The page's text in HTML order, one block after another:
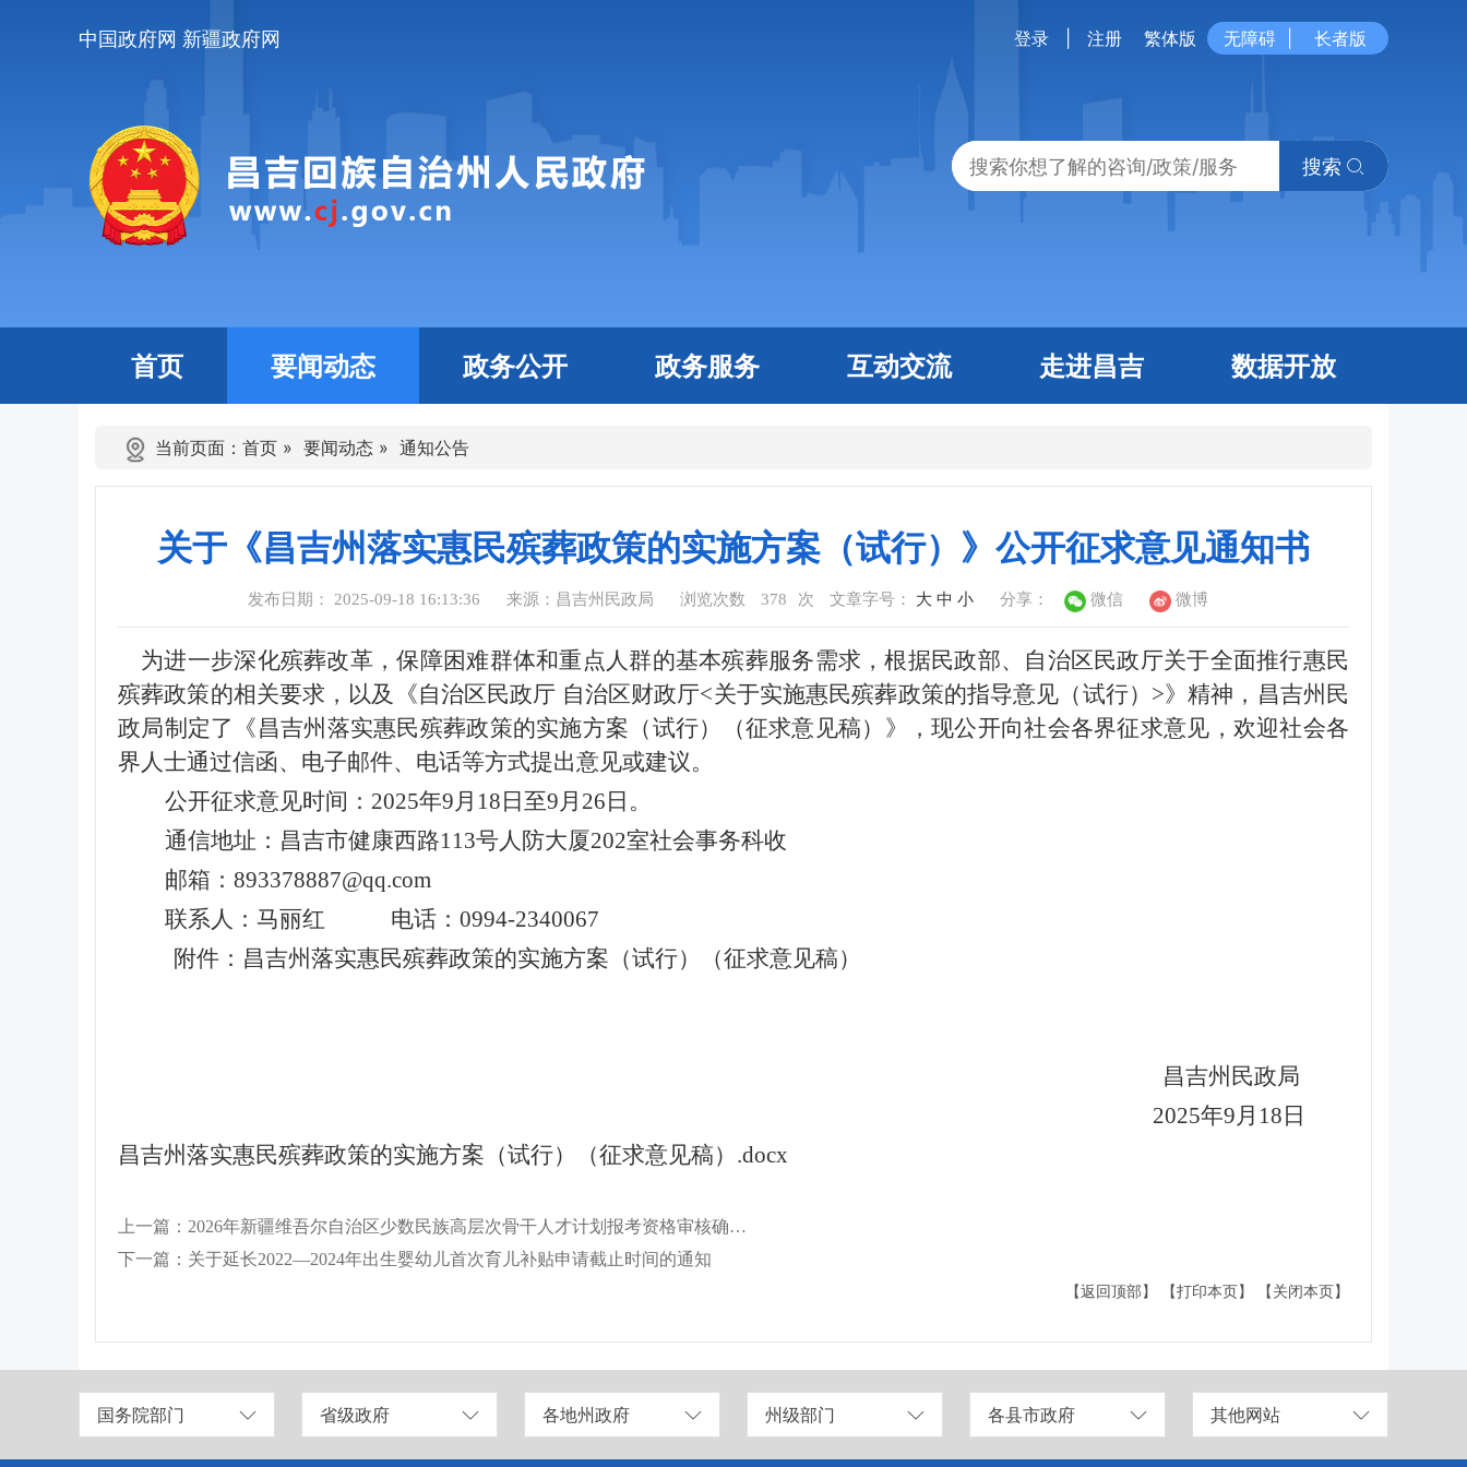
中国政府网 新疆政府网 登录 注册 繁体版 无障碍 长者版
搜索
首页 要闻动态 政务公开 政务服务 互动交流 走进昌吉 数据开放
当前页面： 首页 » 要闻动态 » 通知公告
关于《昌吉州落实惠民殡葬政策的实施方案（试行）》公开征求意见通知书
发布日期： 2025-09-18 16:13:36 来源：昌吉州民政局 浏览次数 378 次 文章字号： 大 中 小 分享： 微信 微博
为进一步深化殡葬改革，保障困难群体和重点人群的基本殡葬服务需求，根据民政部、自治区民政厅关于全面推行惠民
殡葬政策的相关要求，以及《自治区民政厅 自治区财政厅<关于实施惠民殡葬政策的指导意见（试行）>》精神，昌吉州民
政局制定了《昌吉州落实惠民殡葬政策的实施方案（试行）
（征求意见稿）》，现公开向社会各界征求意见，欢迎社会各
界人士通过信函、电子邮件、 电话等方式提出意见或建议。
公开征求意见时间：2025年9月18日至9月26日。
通信地址：昌吉市健康西路113号人防大厦202室社会事务科收
邮箱：893378887@qq.com
联系人：马丽红 电话：0994-2340067
附件：昌吉州落实惠民殡葬政策的实施方案（试行）（征求意见稿）
昌吉州民政局
2025年9月18日
昌吉州落实惠民殡葬政策的实施方案（试行）（征求意见稿）.docx
上一篇：2026年新疆维吾尔自治区少数民族高层次骨干人才计划报考资格审核确认工作的公告
下一篇：关于延长2022—2024年出生婴幼儿首次育儿补贴申请截止时间的通知
【返回顶部】 【打印本页】 【关闭本页】
国务院部门 省级政府 各地州政府 州级部门 各县市政府 其他网站